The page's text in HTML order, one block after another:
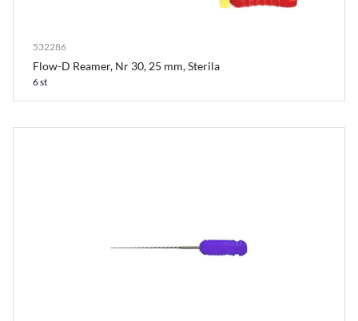
532286
Flow-D Reamer, Nr 30, 25 mm, Sterila
6 st